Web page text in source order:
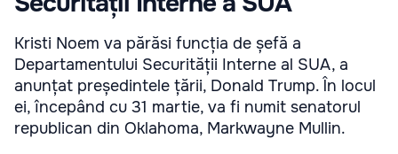
Kristi Noem va părăsi funcția de șefă a
Departamentului Securității Interne al SUA, a
anunțat președintele țării, Donald Trump. În locul
ei, începând cu 31 martie, va fi numit senatorul
republican din Oklahoma, Markwayne Mullin.